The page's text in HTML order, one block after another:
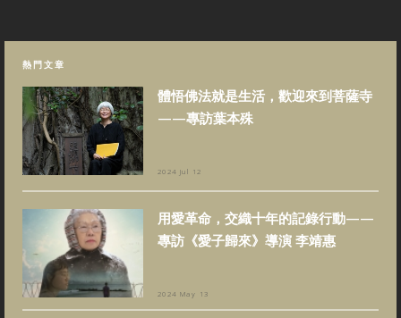
熱門文章
體悟佛法就是生活，歡迎來到菩薩寺
——專訪葉本殊
2024 Jul 12
用愛革命，交織十年的記錄行動——
專訪《愛子歸來》導演 李靖惠
2024 May 13